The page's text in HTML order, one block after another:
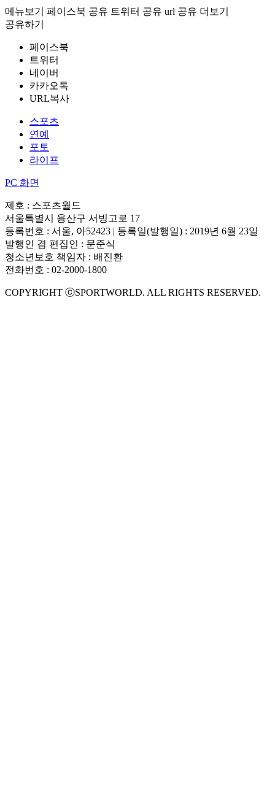
메뉴보기 페이스북 공유 트위터 공유 url 공유 더보기
공유하기
페이스북
트위터
네이버
카카오톡
URL복사
스포츠
연예
포토
라이프
PC 화면
제호 : 스포츠월드
서울특별시 용산구 서빙고로 17
등록번호 : 서울, 아52423 | 등록일(발행일) : 2019년 6월 23일
발행인 겸 편집인 : 문준식
청소년보호 책임자 : 배진환
전화번호 : 02-2000-1800
COPYRIGHT ⓒSPORTWORLD. ALL RIGHTS RESERVED.